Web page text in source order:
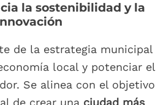
la sostenibilidad y la
de la estrategia municipal
local y potenciar el
Se alinea con el objetivo
de crear una ciudad más